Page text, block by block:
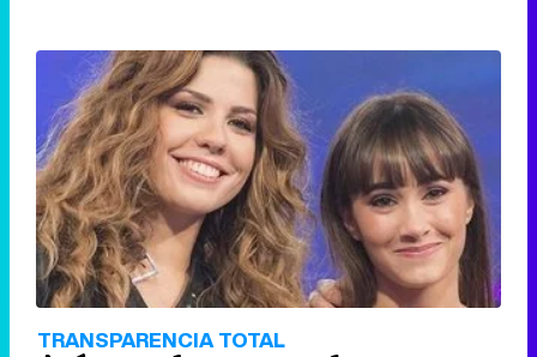
TRANSPARENCIA TOTAL